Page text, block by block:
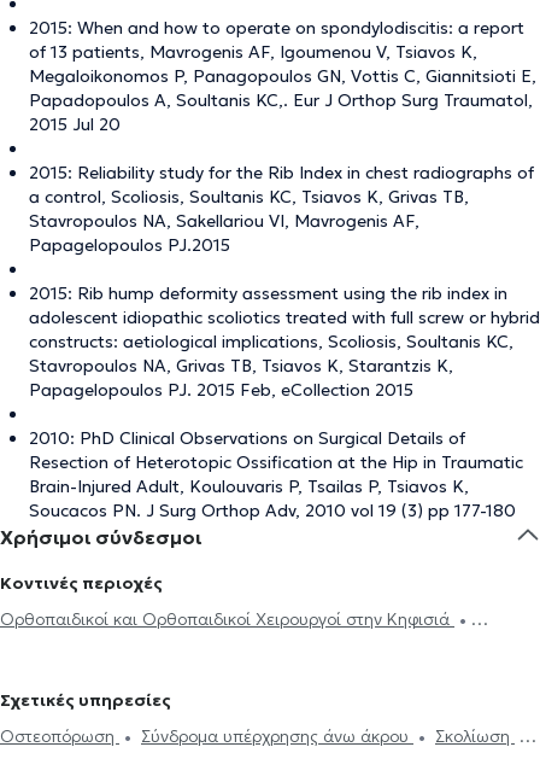
2015: When and how to operate on spondylodiscitis: a report
of 13 patients, Mavrogenis AF, Igoumenou V, Tsiavos K,
Megaloikonomos P, Panagopoulos GN, Vottis C, Giannitsioti E,
Papadopoulos A, Soultanis KC,. Eur J Orthop Surg Traumatol,
2015 Jul 20
2015: Reliability study for the Rib Index in chest radiographs of
a control, Scoliosis, Soultanis KC, Tsiavos K, Grivas TB,
Stavropoulos NA, Sakellariou VI, Mavrogenis AF,
Papagelopoulos PJ.2015
2015: Rib hump deformity assessment using the rib index in
adolescent idiopathic scoliotics treated with full screw or hybrid
constructs: aetiological implications, Scoliosis, Soultanis KC,
Stavropoulos NA, Grivas TB, Tsiavos K, Starantzis K,
Papagelopoulos PJ. 2015 Feb, eCollection 2015
2010: PhD Clinical Observations on Surgical Details of
Resection of Heterotopic Ossification at the Hip in Traumatic
Brain-Injured Adult, Koulouvaris P, Tsailas P, Tsiavos K,
Soucacos PN. J Surg Orthop Adv, 2010 vol 19 (3) pp 177-180
Χρήσιμοι σύνδεσμοι
Κοντινές περιοχές
Ορθοπαιδικοί και Ορθοπαιδικοί Χειρουργοί στην Κηφισιά
Ορθοπαιδικοί και Ορθοπαιδικοί Χειρουργοί στο Νέο Ηράκλειο
Ορθοπαιδικοί και Ορθοπαιδικοί Χειρουργοί στη Νέα Ιωνία
Σχετικές υπηρεσίες
Οστεοπόρωση
Σύνδρομα υπέρχρησης άνω άκρου
Σκολίωση